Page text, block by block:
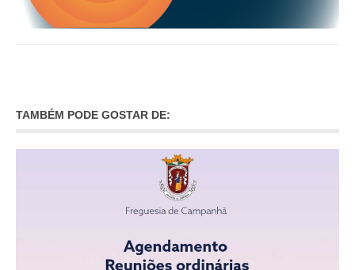
CONTACTOS
TAMBÉM PODE GOSTAR DE: